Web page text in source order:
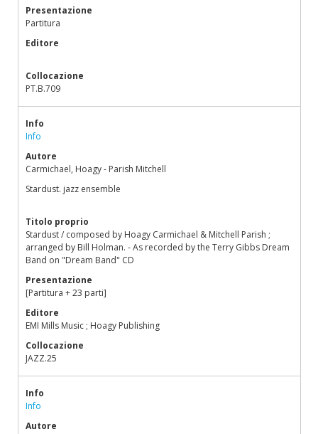
Presentazione
Partitura
Editore
Collocazione
PT.B.709
Info
Info
Autore
Carmichael, Hoagy - Parish Mitchell
Stardust. jazz ensemble
Titolo proprio
Stardust / composed by Hoagy Carmichael & Mitchell Parish ;
arranged by Bill Holman. - As recorded by the Terry Gibbs Dream
Band on "Dream Band" CD
Presentazione
[Partitura + 23 parti]
Editore
EMI Mills Music ; Hoagy Publishing
Collocazione
JAZZ.25
Info
Info
Autore